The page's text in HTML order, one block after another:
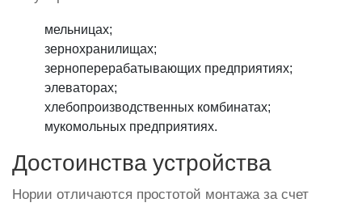
мельницах;
зернохранилищах;
зерноперерабатывающих предприятиях;
элеваторах;
хлебопроизводственных комбинатах;
мукомольных предприятиях.
Достоинства устройства
Нории отличаются простотой монтажа за счет